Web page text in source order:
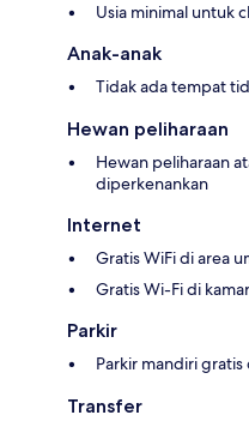
Usia minimal untuk
Anak-anak
Tidak ada tempat
Hewan peliharaan
Hewan peliharaan
diperkenankan
Internet
Gratis WiFi di area
Gratis Wi-Fi di kamar
Parkir
Parkir mandiri
Transfer